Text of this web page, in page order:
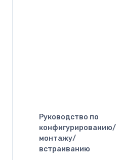
Руководство по
конфигурированию/
монтажу/
встраиванию